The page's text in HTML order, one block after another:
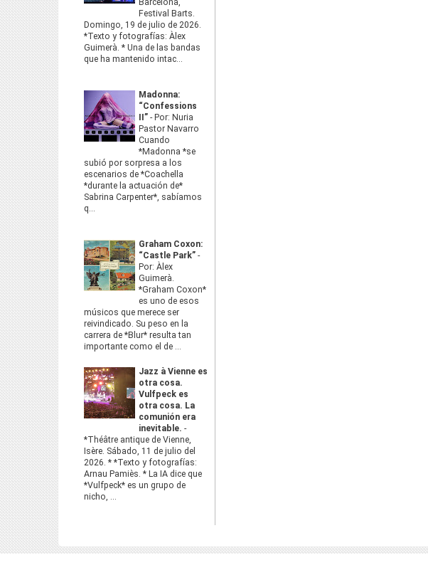
Barcelona,
Festival Barts.
Domingo, 19 de julio de 2026.
*Texto y fotografías: Àlex
Guimerà. * Una de las bandas
que ha mantenido intac...
Madonna:
“Confessions
II” - Por: Nuria
Pastor Navarro
Cuando
*Madonna *se
subió por sorpresa a los
escenarios de *Coachella
*durante la actuación de*
Sabrina Carpenter*, sabíamos
q...
Graham Coxon:
“Castle Park” -
Por: Àlex
Guimerà.
*Graham Coxon*
es uno de esos
músicos que merece ser
reivindicado. Su peso en la
carrera de *Blur* resulta tan
importante como el de ...
Jazz à Vienne es
otra cosa.
Vulfpeck es
otra cosa. La
comunión era
inevitable. -
*Théâtre antique de Vienne,
Isère. Sábado, 11 de julio del
2026. * *Texto y fotografías:
Arnau Pamiès. * La IA dice que
*Vulfpeck* es un grupo de
nicho, ...